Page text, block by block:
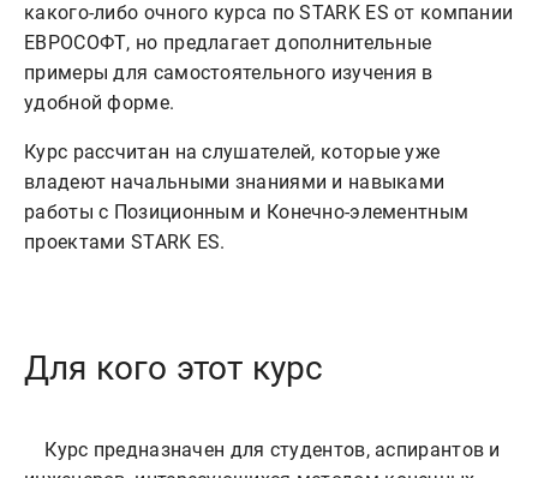
какого-либо очного курса по STARK ES от компании
ЕВРОСОФТ, но предлагает дополнительные
примеры для самостоятельного изучения в
удобной форме.
Курс рассчитан на слушателей, которые уже
владеют начальными знаниями и навыками
работы с Позиционным и Конечно-элементным
проектами STARK ES.
Для кого этот курс